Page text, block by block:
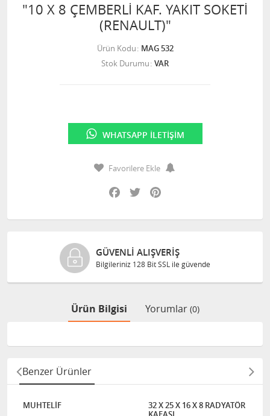
"10 X 8 ÇEMBERLİ KAF. YAKIT SOKETİ
(RENAULT)"
Ürün Kodu MAG 532
Stok Durumu VAR
WHATSAPP İLETIŞIM
Favorilere Ekle
Facebook
Twitter
GÜVENLI ALIŞVERIŞ
Bilgileriniz 128 Bit SSL ile güvende
Ürün Bilgisi Yorumlar (0)
Benzer Ürünler
MUHTELİF
32 X 25 X 16 X 8 RADYATÖR